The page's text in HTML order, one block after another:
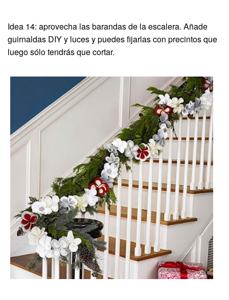
Idea 14: aprovecha las barandas de la escalera. Añade
guirnaldas DIY y luces y puedes fijarlas con precintos que
luego sólo tendrás que cortar.